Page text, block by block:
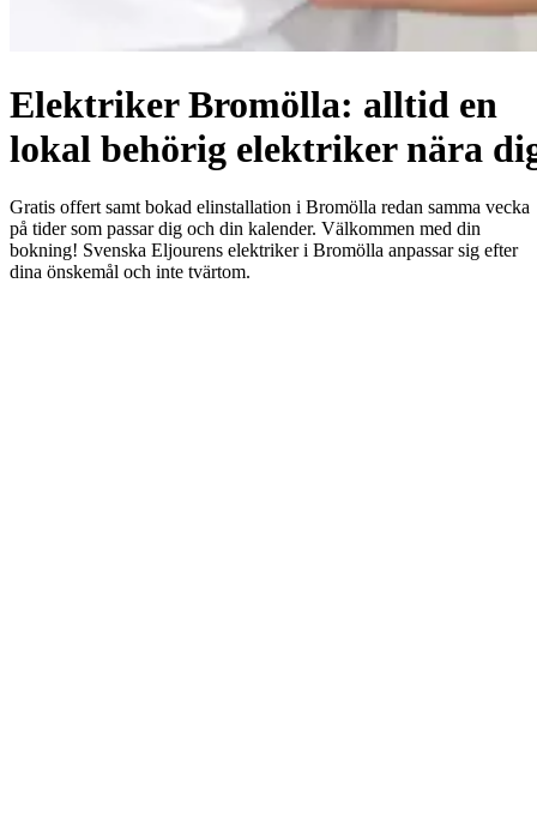
Elektriker Bromölla: alltid en
lokal behörig elektriker nära
Gratis offert samt bokad elinstallation i Bromölla redan samma vecka
på tider som passar dig och din kalender. Välkommen med din
bokning! Svenska Eljourens elektriker i Bromölla anpassar sig efter
dina önskemål och inte tvärtom.